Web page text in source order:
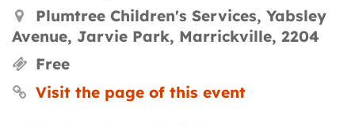
Plumtree Children's Services, Yabsley
Avenue, Jarvie Park, Marrickville, 2204
Free
Visit the page of this event